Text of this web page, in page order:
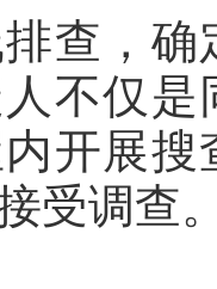
查，
不仅
开展
受调查